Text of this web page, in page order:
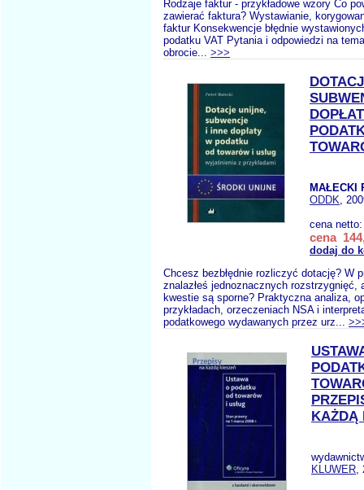
Rodzaje faktur - przykładowe wzory Co
zawierać faktura? Wystawianie,
faktur Konsekwencje błędnie
podatku VAT Pytania i odpowiedzi na
obrocie... >>>
MAŁECKI
ODDK,
cena
cena
dodaj do
Chcesz bezbłędnie rozliczyć dotację? W
znalazłeś jednoznacznych rozstrzygnięć,
kwestie są sporne? Praktyczna analiza,
przykładach, orzeczeniach NSA i
podatkowego wydawanych przez urz...
KAŻDĄ
KLUWER,